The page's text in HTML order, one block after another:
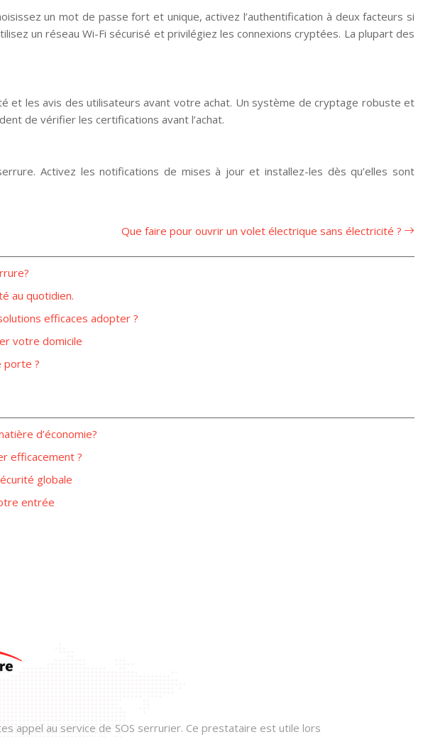
un mot de passe fort et unique, activez l’authentification à deux facteurs si
un réseau Wi-Fi sécurisé et privilégiez les connexions cryptées. La plupart des
et les avis des utilisateurs avant votre achat. Un système de cryptage robuste et
de vérifier les certifications avant l’achat.
Activez les notifications de mises à jour et installez-les dès qu’elles sont
Que faire pour ouvrir un volet électrique sans électricité ?
au quotidien.
efficaces adopter ?
votre domicile
porte ?
d’économie?
efficacement ?
globale
entrée
appel au service de SOS serrurier. Ce prestataire est utile lors